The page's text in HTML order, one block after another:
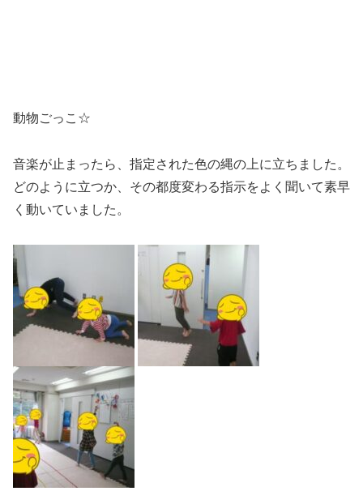
動物ごっこ☆
音楽が止まったら、指定された色の縄の上に立ちました。
どのように立つか、その都度変わる指示をよく聞いて素早
く動いていました。